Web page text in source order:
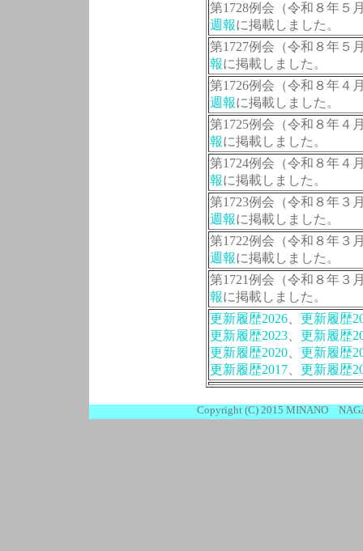
第1728例会（令和８年５
週報に掲載しました。
第1727例会（令和８年５
報に掲載しました。
第1726例会（令和８年４
週報に掲載しました。
第1725例会（令和８年４
報に掲載しました。
第1724例会（令和８年４
報に掲載しました。
第1723例会（令和８年３
週報に掲載しました。
第1722例会（令和８年３
週報に掲載しました。
第1721例会（令和８年３
報に掲載しました。
更新履歴2026
更新履歴
更新履歴2023
更新履歴
更新履歴2020
更新履歴
更新履歴2017
更新履歴
Copyright (C) 2015 MINANO